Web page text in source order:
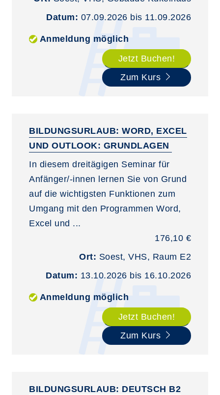
Datum: 07.09.2026 bis 11.09.2026
Anmeldung möglich
Jetzt Buchen!
Zum Kurs
BILDUNGSURLAUB: WORD, EXCEL
UND OUTLOOK: GRUNDLAGEN
In diesem dreitägigen Seminar für
Anfänger/-innen lernen Sie von Grund
auf die wichtigsten Funktionen zum
Umgang mit den Programmen Word,
Excel und ...
176,10 €
Ort: Soest, VHS, Raum E2
Datum: 13.10.2026 bis 16.10.2026
Anmeldung möglich
Jetzt Buchen!
Zum Kurs
BILDUNGSURLAUB: DEUTSCH B2